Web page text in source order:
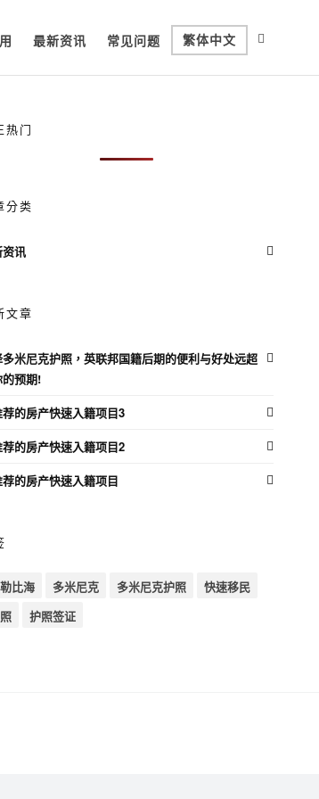
最新资讯 常见问题 繁体中文
热门
分类
讯
文章
米尼克护照，英联邦国籍后期的便利与好处远超
的预期!
的房产快速入籍项目3
的房产快速入籍项目2
的房产快速入籍项目
比海 多米尼克 多米尼克护照
快速移民
护照签证